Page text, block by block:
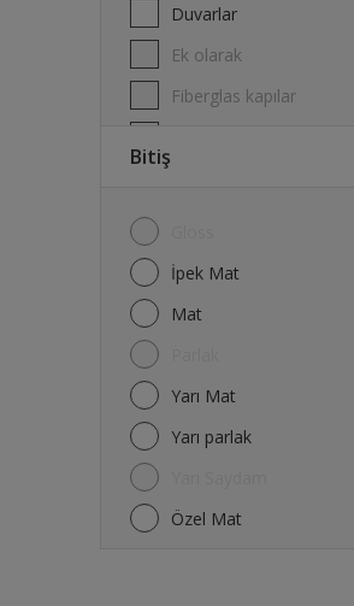
Duvarlar
Ek olarak
Fiberglas kapılar
Bitiş
İpek Mat
Mat
Yarı Mat
Yarı parlak
Özel Mat